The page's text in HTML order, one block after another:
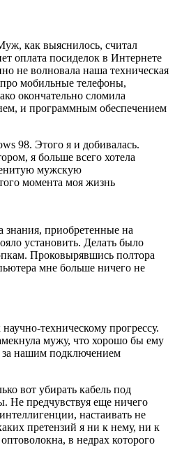
как выяснилось, считал
оплата посиделок в Интернете
не волновала наша техническая
про мобильные телефоны,
окончательно сломила
и программным обеспечением
98. Этого я и добивалась.
я больше всего хотела
мужскую
момента моя жизнь
знания, приобретенные на
установить. Делать было
Проковырявшись полтора
мне больше ничего не
техническому прогрессу.
мужу, что хорошо бы ему
за нашим подключением
вот убирать кабель под
Не предчувствуя еще ничего
настаивать не
претензий я ни к нему, ни к
в недрах которого